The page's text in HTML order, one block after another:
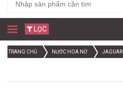
LỌC
TRANG CHỦ NƯỚC HOA NỮ JAGUAR